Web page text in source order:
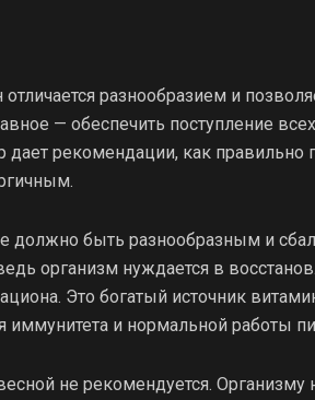
отличается разнообразием и
— обеспечить поступление
дает рекомендации, как правильно
должно быть разнообразным и
организм нуждается в
Это богатый источник
иммунитета и нормальной работы
не рекомендуется.